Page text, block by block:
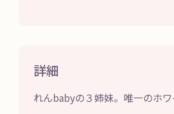
詳細
れんbabyの３姉妹。唯一のホ